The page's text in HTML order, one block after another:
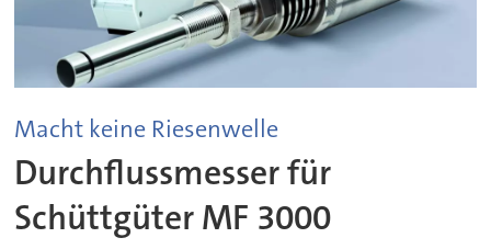
Macht keine Riesenwelle
Durchflussmesser für
Schüttgüter MF 3000